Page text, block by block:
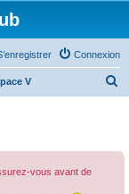
Connexion
V
vous avant de